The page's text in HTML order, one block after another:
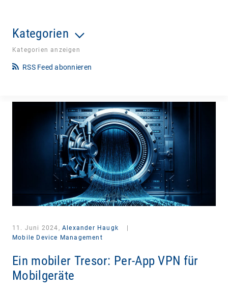
Kategorien
Kategorien anzeigen
RSS Feed abonnieren
11. Juni 2024, Alexander Haugk
Mobile Device Management
Ein mobiler Tresor: Per-App VPN für
Mobilgeräte